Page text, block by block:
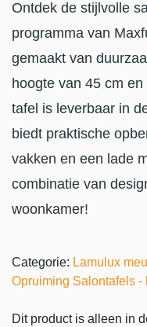
Ontdek de stijlvolle
programma van
gemaakt van
hoogte van 45 cm
tafel is leverbaar in
biedt praktische
vakken en een lade
combinatie van
woonkamer!
Categorie: Lamulux
Opruiming Salontafels
Dit product is alleen in